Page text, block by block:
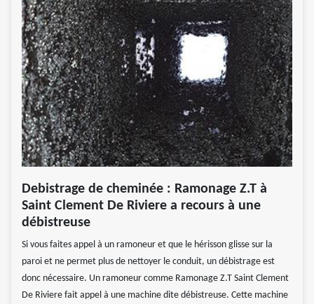
Debistrage de cheminée : Ramonage Z.T à
Saint Clement De Riviere a recours à une
débistreuse
Si vous faites appel à un ramoneur et que le hérisson glisse sur la
paroi et ne permet plus de nettoyer le conduit, un débistrage est
donc nécessaire. Un ramoneur comme Ramonage Z.T Saint Clement
De Riviere fait appel à une machine dite débistreuse. Cette machine